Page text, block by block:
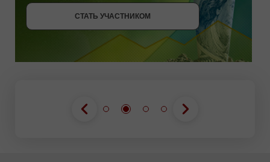
СТАТЬ УЧАСТНИКОМ
СТАТЬ УЧАСТНИКОМ
ПОЛУЧИТЬ БОНУС